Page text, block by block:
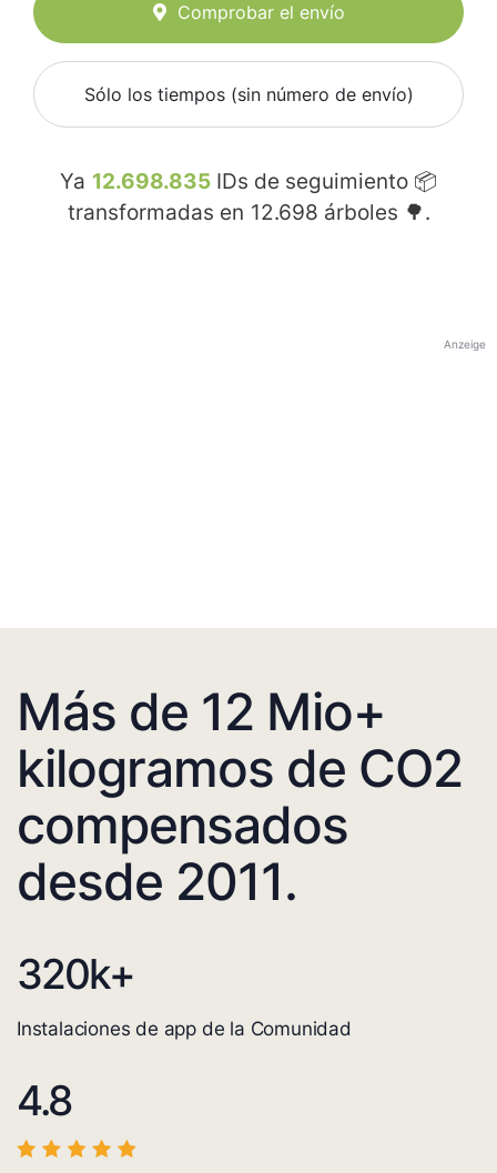
Comprobar el envío
Sólo los tiempos (sin número de envío)
Ya 12.698.835 IDs de seguimiento 📦
transformadas en 12.698 árboles 🌳.
Anzeige
Más de 12 Mio+
kilogramos de CO2
compensados
desde 2011.
320k+
Instalaciones de app de la Comunidad
4.8